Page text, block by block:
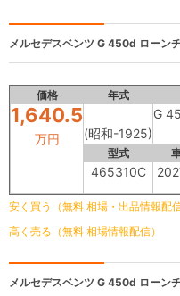
メルセデスベンツ G 450d ローン
価格 年式
1,640.5
万円 (昭和-1925)
G
型式
465310C
安く買う（無料 相場・出品情報配信
高く売る（無料 相場情報配信）
メルセデスベンツ G 450d ローン